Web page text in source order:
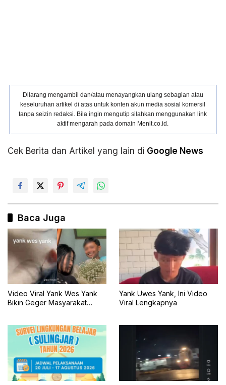
Dilarang mengambil dan/atau menayangkan ulang sebagian atau
keseluruhan artikel di atas untuk konten akun media sosial komersil
tanpa seizin redaksi. Bila ingin mengutip silahkan menggunakan link
aktif mengarah pada domain Menit.co.id.
Cek Berita dan Artikel yang lain di Google News
Baca Juga
Video Viral Yank Wes Yank
Bikin Geger Masyarakat
Yank Uwes Yank, Ini Video
Viral Lengkapnya